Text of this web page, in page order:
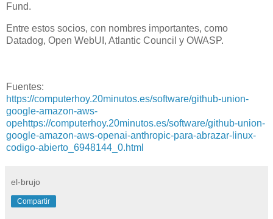
Fund.
Entre estos socios, con nombres importantes, como
Datadog, Open WebUI, Atlantic Council y OWASP.
Fuentes:
https://computerhoy.20minutos.es/software/github-union-
google-amazon-aws-
opehttps://computerhoy.20minutos.es/software/github-union-
google-amazon-aws-openai-anthropic-para-abrazar-linux-
codigo-abierto_6948144_0.html
el-brujo
Compartir